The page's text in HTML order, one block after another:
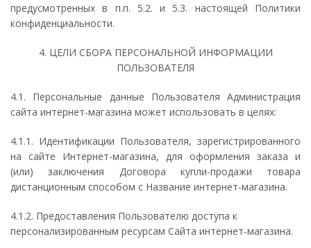
предусмотренных в п.п. 5.2. и 5.3. настоящей Политики
конфиденциальности.
4. ЦЕЛИ СБОРА ПЕРСОНАЛЬНОЙ ИНФОРМАЦИИ
ПОЛЬЗОВАТЕЛЯ
4.1. Персональные данные Пользователя Администрация
сайта интернет-магазина может использовать в целях:
4.1.1. Идентификации Пользователя, зарегистрированного
на сайте Интернет-магазина, для оформления заказа и
(или) заключения Договора купли-продажи товара
дистанционным способом с Название интернет-магазина.
4.1.2. Предоставления Пользователю доступа к
персонализированным ресурсам Сайта интернет-магазина.